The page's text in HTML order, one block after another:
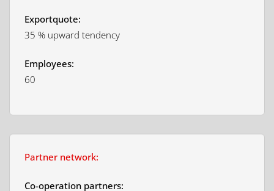
Exportquote:
35 % upward tendency
Employees:
60
Partner network:
Co-operation partners: